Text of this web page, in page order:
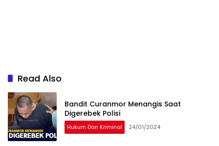
Read Also
Bandit Curanmor Menangis Saat
Digerebek Polisi
Hukum Dan Kriminal 24/01/2024